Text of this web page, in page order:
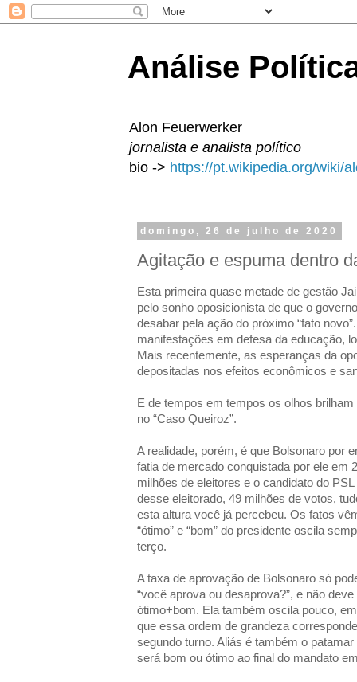
Análise
Alon Feuerwerker
jornalista e analista político
bio -> https://pt.wikipedia.org/wiki/
domingo, 26 de julho de 2020
Agitação e espuma dentro
Esta primeira quase metade de gestão
pelo sonho oposicionista de que o
desabar pela ação do próximo “fato
manifestações em defesa da educação,
Mais recentemente, as esperanças da
depositadas nos efeitos econômicos e
E de tempos em tempos os olhos
no “Caso Queiroz”.
A realidade, porém, é que Bolsonaro por
fatia de mercado conquistada por ele em
milhões de eleitores e o candidato do
desse eleitorado, 49 milhões de votos,
esta altura você já percebeu. Os fatos
“ótimo” e “bom” do presidente oscila
terço.
A taxa de aprovação de Bolsonaro só
“você aprova ou desaprova?”, e não
ótimo+bom. Ela também oscila pouco,
que essa ordem de grandeza
segundo turno. Aliás é também o
será bom ou ótimo ao final do mandato